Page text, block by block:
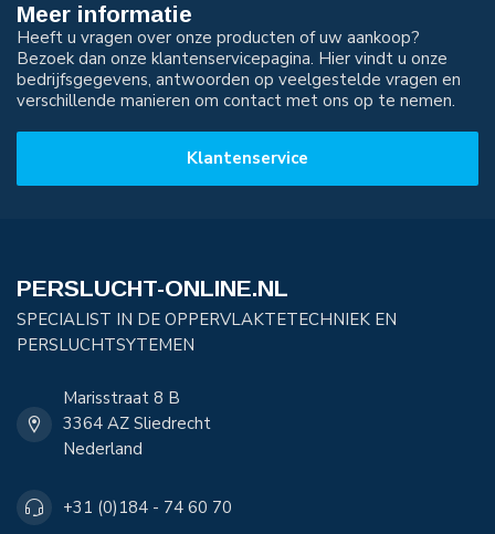
Meer informatie
Heeft u vragen over onze producten of uw aankoop?
Bezoek dan onze klantenservicepagina. Hier vindt u onze
bedrijfsgegevens, antwoorden op veelgestelde vragen en
verschillende manieren om contact met ons op te nemen.
Klantenservice
PERSLUCHT-ONLINE.NL
SPECIALIST IN DE OPPERVLAKTETECHNIEK EN
PERSLUCHTSYTEMEN
Marisstraat 8 B
3364 AZ Sliedrecht
Nederland
+31 (0)184 - 74 60 70